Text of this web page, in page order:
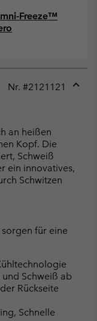
Freeze™
Nr. #2121121
an heißen
Kopf. Die
Schweiß
ein innovatives,
Schwitzen
für eine
Schweiß ab
Rückseite
Schnelle